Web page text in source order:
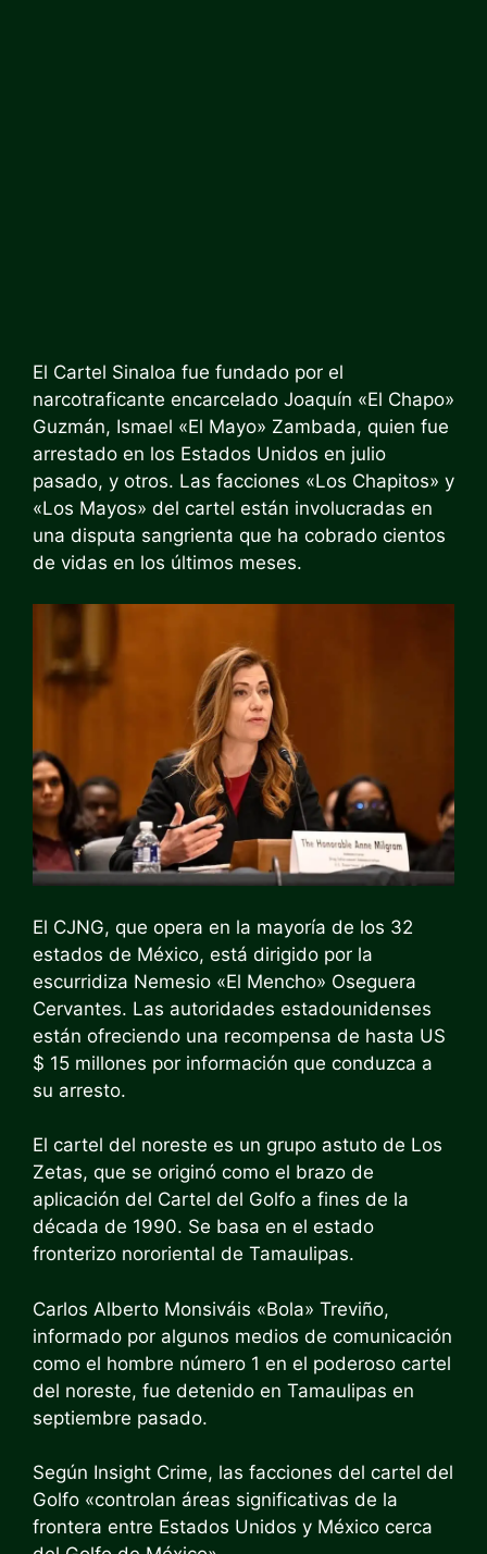
El Cartel Sinaloa fue fundado por el
narcotraficante encarcelado Joaquín «El Chapo»
Guzmán, Ismael «El Mayo» Zambada, quien fue
arrestado en los Estados Unidos en julio
pasado, y otros. Las facciones «Los Chapitos» y
«Los Mayos» del cartel están involucradas en
una disputa sangrienta que ha cobrado cientos
de vidas en los últimos meses.
El CJNG, que opera en la mayoría de los 32
estados de México, está dirigido por la
escurridiza Nemesio «El Mencho» Oseguera
Cervantes. Las autoridades estadounidenses
están ofreciendo una recompensa de hasta US
$ 15 millones por información que conduzca a
su arresto.
El cartel del noreste es un grupo astuto de Los
Zetas, que se originó como el brazo de
aplicación del Cartel del Golfo a fines de la
década de 1990. Se basa en el estado
fronterizo nororiental de Tamaulipas.
Carlos Alberto Monsiváis «Bola» Treviño,
informado por algunos medios de comunicación
como el hombre número 1 en el poderoso cartel
del noreste, fue detenido en Tamaulipas en
septiembre pasado.
Según Insight Crime, las facciones del cartel del
Golfo «controlan áreas significativas de la
frontera entre Estados Unidos y México cerca